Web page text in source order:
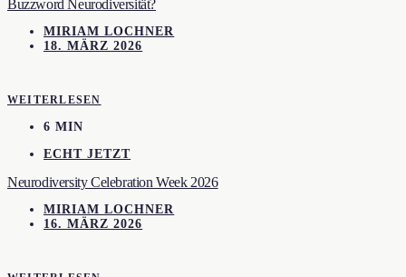
Buzzword Neurodiversität?
MIRIAM LOCHNER
18. MÄRZ 2026
WEITERLESEN
6 MIN
ECHT JETZT
Neurodiversity Celebration Week 2026
MIRIAM LOCHNER
16. MÄRZ 2026